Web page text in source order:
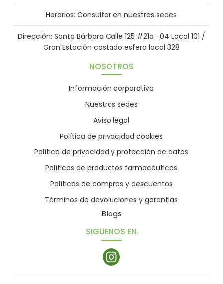
Horarios: Consultar en nuestras sedes
Dirección: Santa Bárbara Calle 125 #21a -04 Local 101 /
Gran Estación costado esfera local 328
NOSOTROS
Información corporativa
Nuestras sedes
Aviso legal
Política de privacidad cookies
Política de privacidad y protección de datos
Políticas de productos farmacéuticos
Políticas de compras y descuentos
Términos de devoluciones y garantias
Blogs
SIGUENOS EN